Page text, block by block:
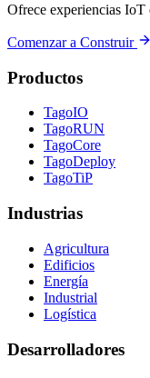
Ofrece experiencias IoT
Comenzar a Construir
Productos
TagoIO
TagoRUN
TagoCore
TagoDeploy
TagoTiP
Industrias
Agricultura
Edificios
Energía
Industrial
Logística
Desarrolladores